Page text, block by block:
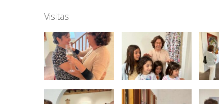
Visitas